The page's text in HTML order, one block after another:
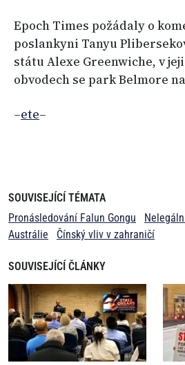
Epoch Times požádaly o
poslankyni Tanyu
státu Alexe Greenwiche, v
obvodech se park Belmore
–ete–
SOUVISEJÍCÍ TÉMATA
Pronásledování Falun Gongu
Austrálie
Čínský vliv v zahraničí
SOUVISEJÍCÍ ČLÁNKY